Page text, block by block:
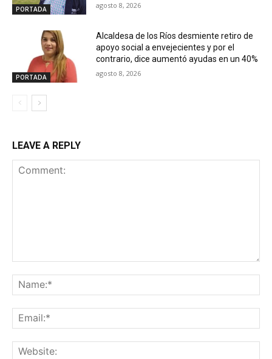
PORTADA agosto 8, 2026
PORTADA
Alcaldesa de los Ríos desmiente retiro de
apoyo social a envejecientes y por el
contrario, dice aumentó ayudas en un 40%
agosto 8, 2026
LEAVE A REPLY